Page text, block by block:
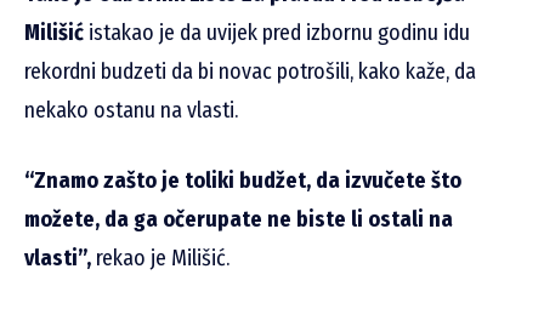
Milišić istakao je da uvijek pred izbornu godinu idu
rekordni budzeti da bi novac potrošili, kako kaže, da
nekako ostanu na vlasti.
“Znamo zašto je toliki budžet, da izvučete što
možete, da ga očerupate ne biste li ostali na
vlasti”, rekao je Milišić.